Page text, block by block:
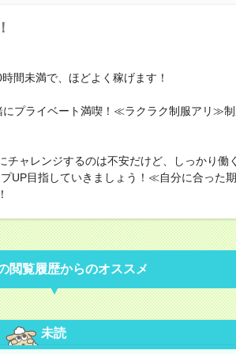
間未満で、ほどよく稼げます！
プライベート満喫！≪ラクラク制服アリ≫
ャレンジするのは不安だけど、しっかり働
UP目指していきましょう！≪自分に合った
閲覧履歴からのオススメ
未読